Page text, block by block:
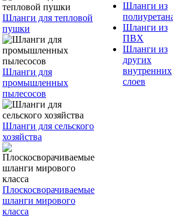
Шланги для тепловой
пушки
Шланги для
промышленных
пылесосов
Шланги для сельского
хозяйства
Плоскосворачиваемые
шланги мирового
класса
Шланги из
Шланги из
ПВХ
Шланги из
других
внутренних
слоев